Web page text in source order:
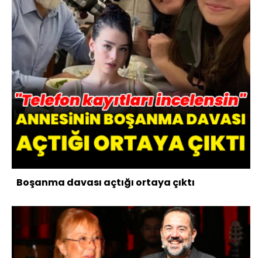
Boşanma davası açtığı ortaya çıktı